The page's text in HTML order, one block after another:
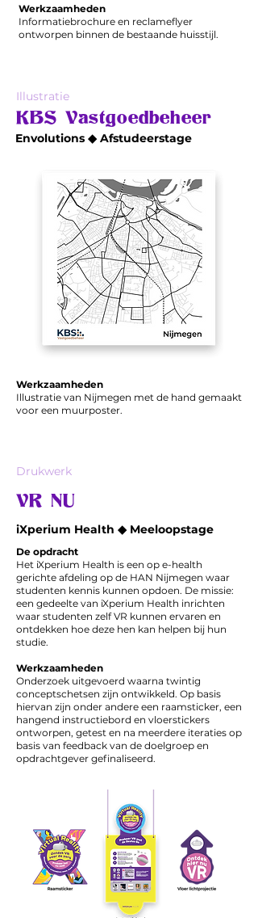
Werkzaamheden
Informatiebrochure en reclameflyer
ontworpen binnen de bestaande huisstijl.
Illustratie
KBS Vastgoedbeheer
Envolutions ◆ Afstudeerstage
Werkzaamheden
Illustratie van Nijmegen met de hand gemaakt
voor een muurposter.
Drukwerk
VR NU
iXperium Health ◆ Meeloopstage
De opdracht
Het iXperium Health is een op e-health
gerichte afdeling op de HAN Nijmegen waar
studenten kennis kunnen opdoen. De missie:
een gedeelte van iXperium Health inrichten
waar studenten zelf VR kunnen ervaren en
ontdekken hoe deze hen kan helpen bij hun
studie.
Werkzaamheden
Onderzoek uitgevoerd waarna twintig
conceptschetsen zijn ontwikkeld. Op basis
hiervan zijn onder andere een raamsticker, een
hangend instructiebord en vloerstickers
ontworpen, getest en na meerdere iteraties op
basis van feedback van de doelgroep en
opdrachtgever gefinaliseerd.